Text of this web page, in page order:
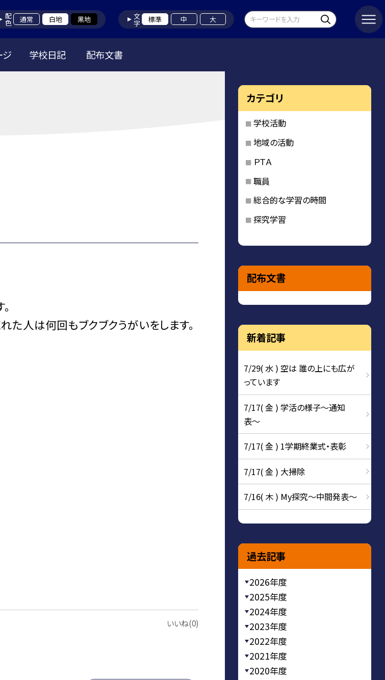
配色 通常 白地 黒地 文字 標準 中 大
ジ 学校日記 配布文書
た人は何回もブクブクうがいをします。
いいね(0)
カテゴリ
学校活動
地域の活動
ＰＴＡ
職員
総合的な学習の時間
探究学習
配布文書
新着記事
7/29( 水 ) 空は 誰の上にも広が
っています
7/17( 金 ) 学活の様子〜通知
表〜
7/17( 金 ) 1学期終業式・表彰
7/17( 金 ) 大掃除
7/16( 木 ) My探究～中間発表～
過去記事
2026年度
2025年度
2024年度
2023年度
2022年度
2021年度
2020年度